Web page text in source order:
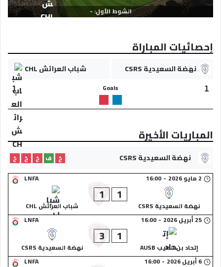
الشوط الأول: -
إحصائيات المباراة
نهضة السعيدية CSRS شباب العرائش CHL
1
Goals
1
المباريات الأخيرة
نهضة السعيدية CSRS خ ف خ خ
خ
LNFA
2 مايو 2026 -
16:00
نهضة السعيدية CSRS
1
1
شباب العرائش CHL
LNFA
25 أبريل 2026 -
16:00
إتحاد بن الطيب AUSB
1
3
نهضة السعيدية CSRS
LNFA
6 أبريل 2026 -
16:00